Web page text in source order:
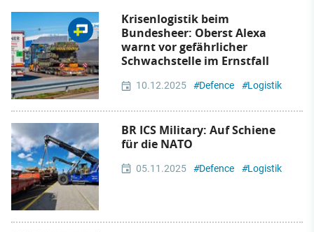
Krisenlogistik beim
Bundesheer: Oberst Alexa
warnt vor gefährlicher
Schwachstelle im Ernstfall
10.12.2025 #Defence #Logistik
BR ICS Military: Auf Schiene
für die NATO
05.11.2025 #Defence #Logistik